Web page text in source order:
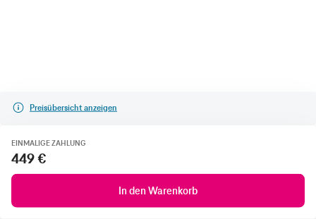
Preisübersicht anzeigen
EINMALIGE ZAHLUNG
449 €
In den Warenkorb